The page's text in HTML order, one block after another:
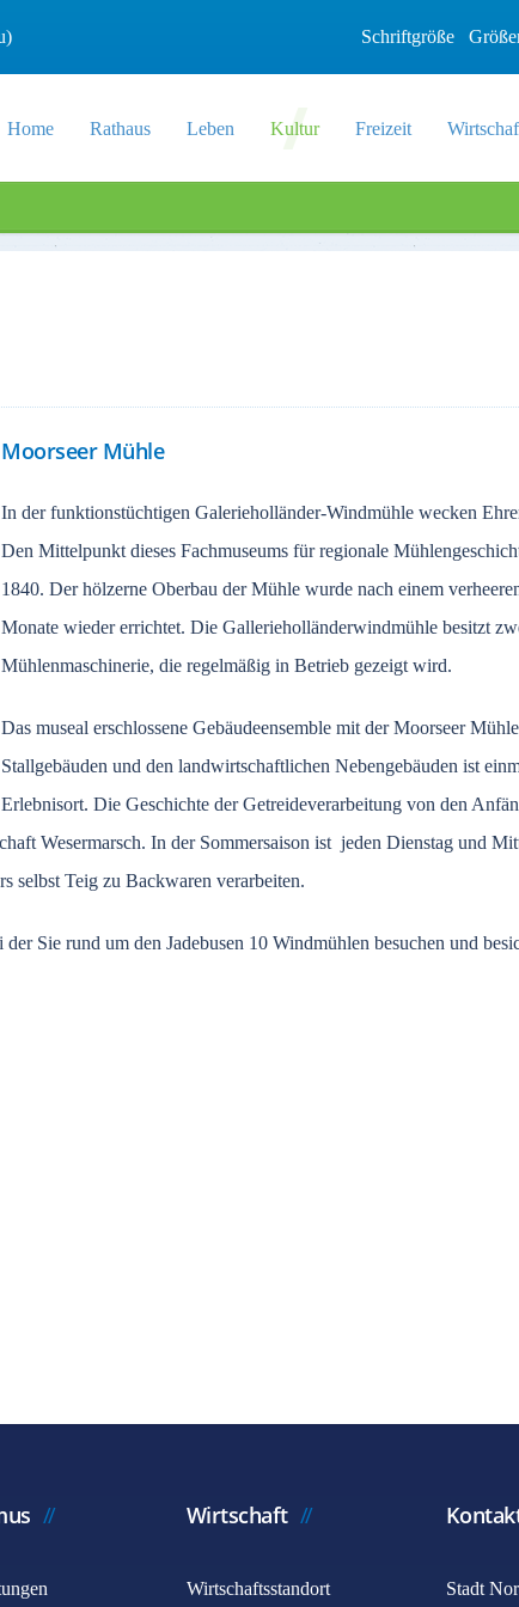
Schriftgröße
Home Rathaus Leben Kultur Freizeit
Moorseer Mühle
In der funktionstüchtigen Galerieholländer-Windmühle wecken
Den Mittelpunkt dieses Fachmuseums für regionale
1840. Der hölzerne Oberbau der Mühle wurde nach einem
Monate wieder errichtet. Die Gallerieholländerwindmühle besitzt
Mühlenmaschinerie, die regelmäßig in Betrieb gezeigt wird.
Das museal erschlossene Gebäudeensemble mit der Moorseer
Stallgebäuden und den landwirtschaftlichen Nebengebäuden ist
Erlebnisort. Die Geschichte der Getreideverarbeitung von den
Wesermarsch. In der Sommersaison ist jeden Dienstag und
selbst Teig zu Backwaren verarbeiten.
Sie rund um den Jadebusen 10 Windmühlen besuchen und
Wirtschaft
Wirtschaftsstandort Stadt